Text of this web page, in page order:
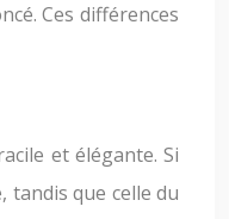
Ces différences
et élégante. Si
tandis que celle du